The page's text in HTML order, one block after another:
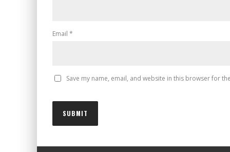
Email *
Save my name, email, and website in this browser for